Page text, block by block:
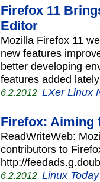
Firefox 11
Editor
Mozilla Firefox 11
new features
better developing
features added
6.2.2012 LXer Linux
Firefox: Aiming
ReadWriteWeb:
contributors to
http://
6.2.2012 Linux Today